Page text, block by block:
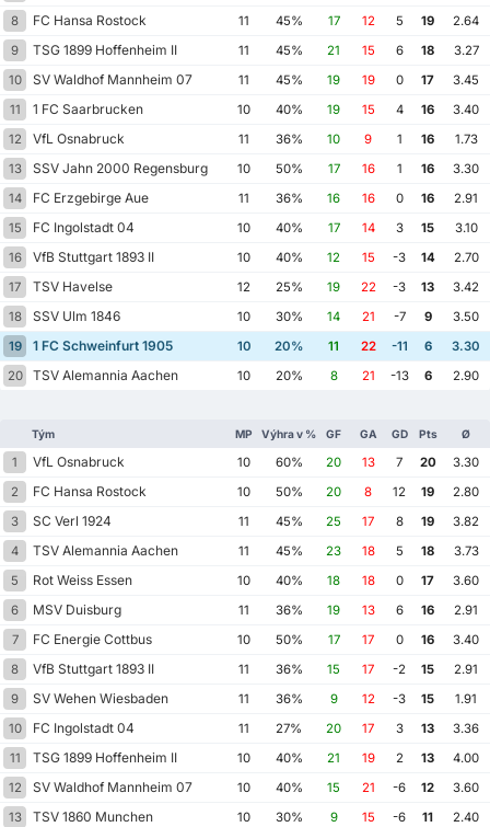
8
FC Hansa Rostock 11 45% 17 12 5 19
2.64
9
TSG 1899 Hoffenheim II 11 45% 21 15 6 18
3.27
10
SV Waldhof Mannheim 07 11 45% 19 19 0 17
3.45
11
1 FC Saarbrucken 10 40% 19 15 4 16
3.40
12
VfL Osnabruck 11 36% 10 9 1 16
1.73
13
SSV Jahn 2000 Regensburg 10 50% 17 16 1 16
3.30
14
FC Erzgebirge Aue 11 36% 16 16 0 16
2.91
15
FC Ingolstadt 04 10 40% 17 14 3 15
3.10
16
VfB Stuttgart 1893 II 10 40% 12 15 -3 14
2.70
17
TSV Havelse 12 25% 19 22 -3 13
3.42
18
SSV Ulm 1846 10 30% 14 21 -7 9
3.50
19
1 FC Schweinfurt 1905 10 20% 11 22 -11 6
3.30
20
TSV Alemannia Aachen 10 20% 8 21 -13 6 2.90
Tým MP Výhra v % GF GA GD Pts Ø
1 VfL Osnabruck 10 60% 20 13 7 20
3.30
2
FC Hansa Rostock 10 50% 20 8 12 19
2.80
3
SC Verl 1924 11 45% 25 17 8 19
3.82
4
TSV Alemannia Aachen 11 45% 23 18 5 18
3.73
5
Rot Weiss Essen 10 40% 18 18 0 17
3.60
6
MSV Duisburg 11 36% 19 13 6 16
2.91
7
FC Energie Cottbus 10 50% 17 17 0 16
3.40
8
VfB Stuttgart 1893 II 11 36% 15 17 -2 15
2.91
9
SV Wehen Wiesbaden 11 36% 9 12 -3 15
1.91
10
FC Ingolstadt 04 11 27% 20 17 3 13
3.36
11
TSG 1899 Hoffenheim II 10 40% 21 19 2 13
4.00
12
SV Waldhof Mannheim 07 10 40% 15 21 -6 12
3.60
13
TSV 1860 Munchen 10 30% 9 15 -6 11
2.40